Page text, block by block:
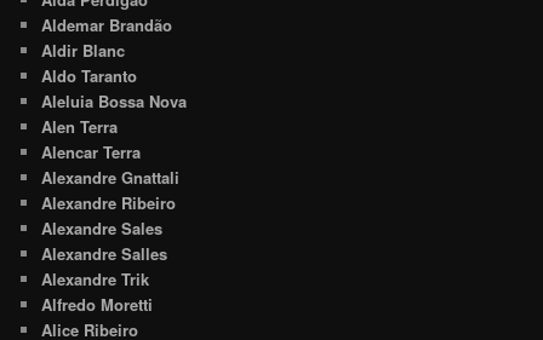
Aldemar Brandão
Aldir Blanc
Aldo Taranto
Aleluia Bossa Nova
Alen Terra
Alencar Terra
Alexandre Gnattali
Alexandre Ribeiro
Alexandre Sales
Alexandre Salles
Alexandre Trik
Alfredo Moretti
Alice Ribeiro